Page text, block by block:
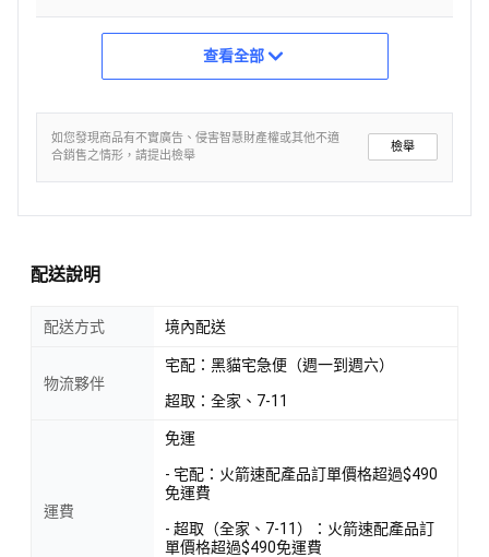
查看全部
如您發現商品有不實廣告、侵害智慧財產權或其他不適
合銷售之情形，請提出檢舉
檢舉
配送說明
配送方式 境內配送
物流夥伴
宅配：黑貓宅急便（週一到週六）
超取：全家、7-11
運費
免運
- 宅配：火箭速配產品訂單價格超過$490
免運費
- 超取（全家、7-11）：火箭速配產品訂
單價格超過$490免運費